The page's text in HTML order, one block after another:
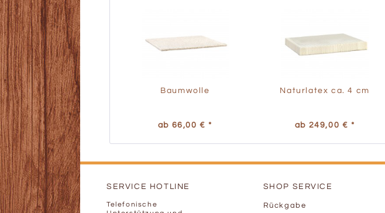
Baumwolle
ab 66,00 € *
Naturlatex ca. 4 cm
ab 249,00 € *
SERVICE HOTLINE
Telefonische
SHOP SERVICE
Rückgabe